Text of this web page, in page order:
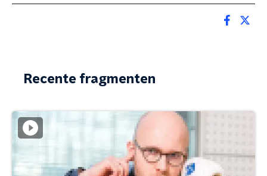
Recente fragmenten